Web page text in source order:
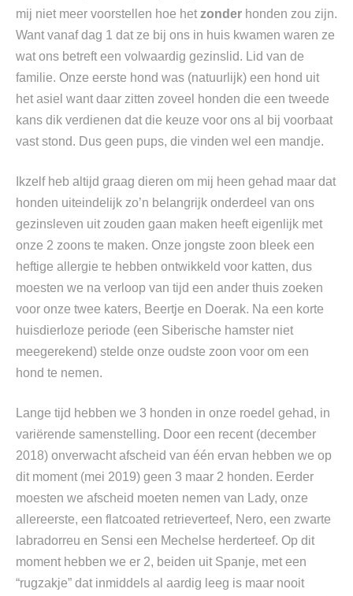
mij niet meer voorstellen hoe het zonder honden zou zijn.
Want vanaf dag 1 dat ze bij ons in huis kwamen waren ze
wat ons betreft een volwaardig gezinslid. Lid van de
familie. Onze eerste hond was (natuurlijk) een hond uit
het asiel want daar zitten zoveel honden die een tweede
kans dik verdienen dat die keuze voor ons al bij voorbaat
vast stond. Dus geen pups, die vinden wel een mandje.
Ikzelf heb altijd graag dieren om mij heen gehad maar dat
honden uiteindelijk zo’n belangrijk onderdeel van ons
gezinsleven uit zouden gaan maken heeft eigenlijk met
onze 2 zoons te maken. Onze jongste zoon bleek een
heftige allergie te hebben ontwikkeld voor katten, dus
moesten we na verloop van tijd een ander thuis zoeken
voor onze twee katers, Beertje en Doerak. Na een korte
huisdierloze periode (een Siberische hamster niet
meegerekend) stelde onze oudste zoon voor om een
hond te nemen.
Lange tijd hebben we 3 honden in onze roedel gehad, in
variërende samenstelling. Door een recent (december
2018) onverwacht afscheid van één ervan hebben we op
dit moment (mei 2019) geen 3 maar 2 honden. Eerder
moesten we afscheid moeten nemen van Lady, onze
allereerste, een flatcoated retrieverteef, Nero, een zwarte
labradorreu en Sensi een Mechelse herderteef. Op dit
moment hebben we er 2, beiden uit Spanje, met een
“rugzakje” dat inmiddels al aardig leeg is maar nooit